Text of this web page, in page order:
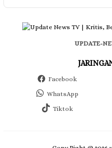
UPDATE-
Facebook
WhatsApp
Tiktok